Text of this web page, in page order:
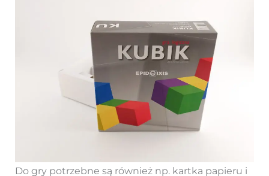
Do gry potrzebne są również np. kartka papieru i